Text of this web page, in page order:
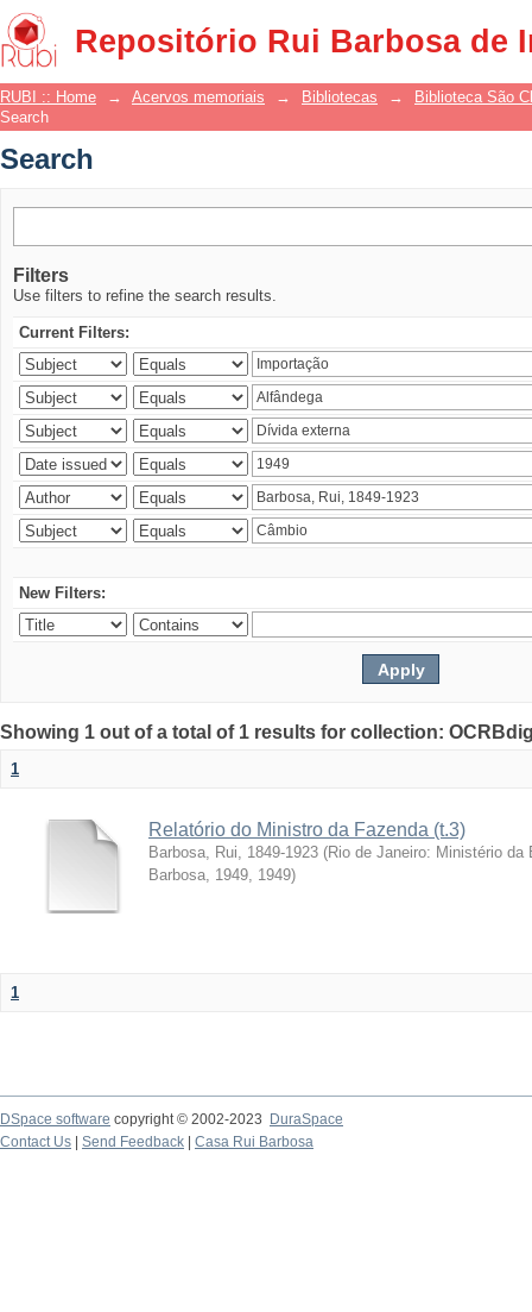
Repositório Rui Barbosa de
Search
RUBI :: Home → Acervos memoriais → Bibliotecas →
Biblioteca São
Search
Search
Filters
Use filters to refine the search results.
Current Filters:
New Filters:
Showing 1 out of a total of 1 results for collection:
1
Relatório do Ministro da Fazenda (t.3)
Barbosa, Rui, 1849-1923 (Rio de Janeiro: Ministério
Barbosa, 1949, 1949)
1
DSpace software copyright © 2002-2023
DuraSpace
Contact Us
Send Feedback Casa Rui Barbosa